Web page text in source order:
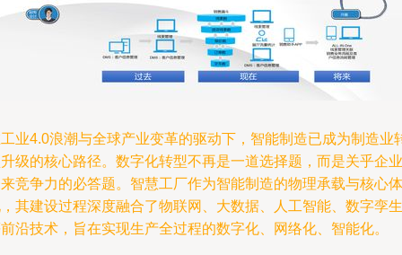
业4.0浪潮与全球产业变革的驱动下，智能制造已成为制造业
级的核心路径。数字化转型不再是一道选择题，而是关乎企业
竞争力的必答题。智慧工厂作为智能制造的物理承载与核心体
其建设过程深度融合了物联网、大数据、人工智能、数字孪生
沿技术，旨在实现生产全过程的数字化、网络化、智能化。